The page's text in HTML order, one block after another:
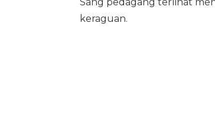
keraguan.